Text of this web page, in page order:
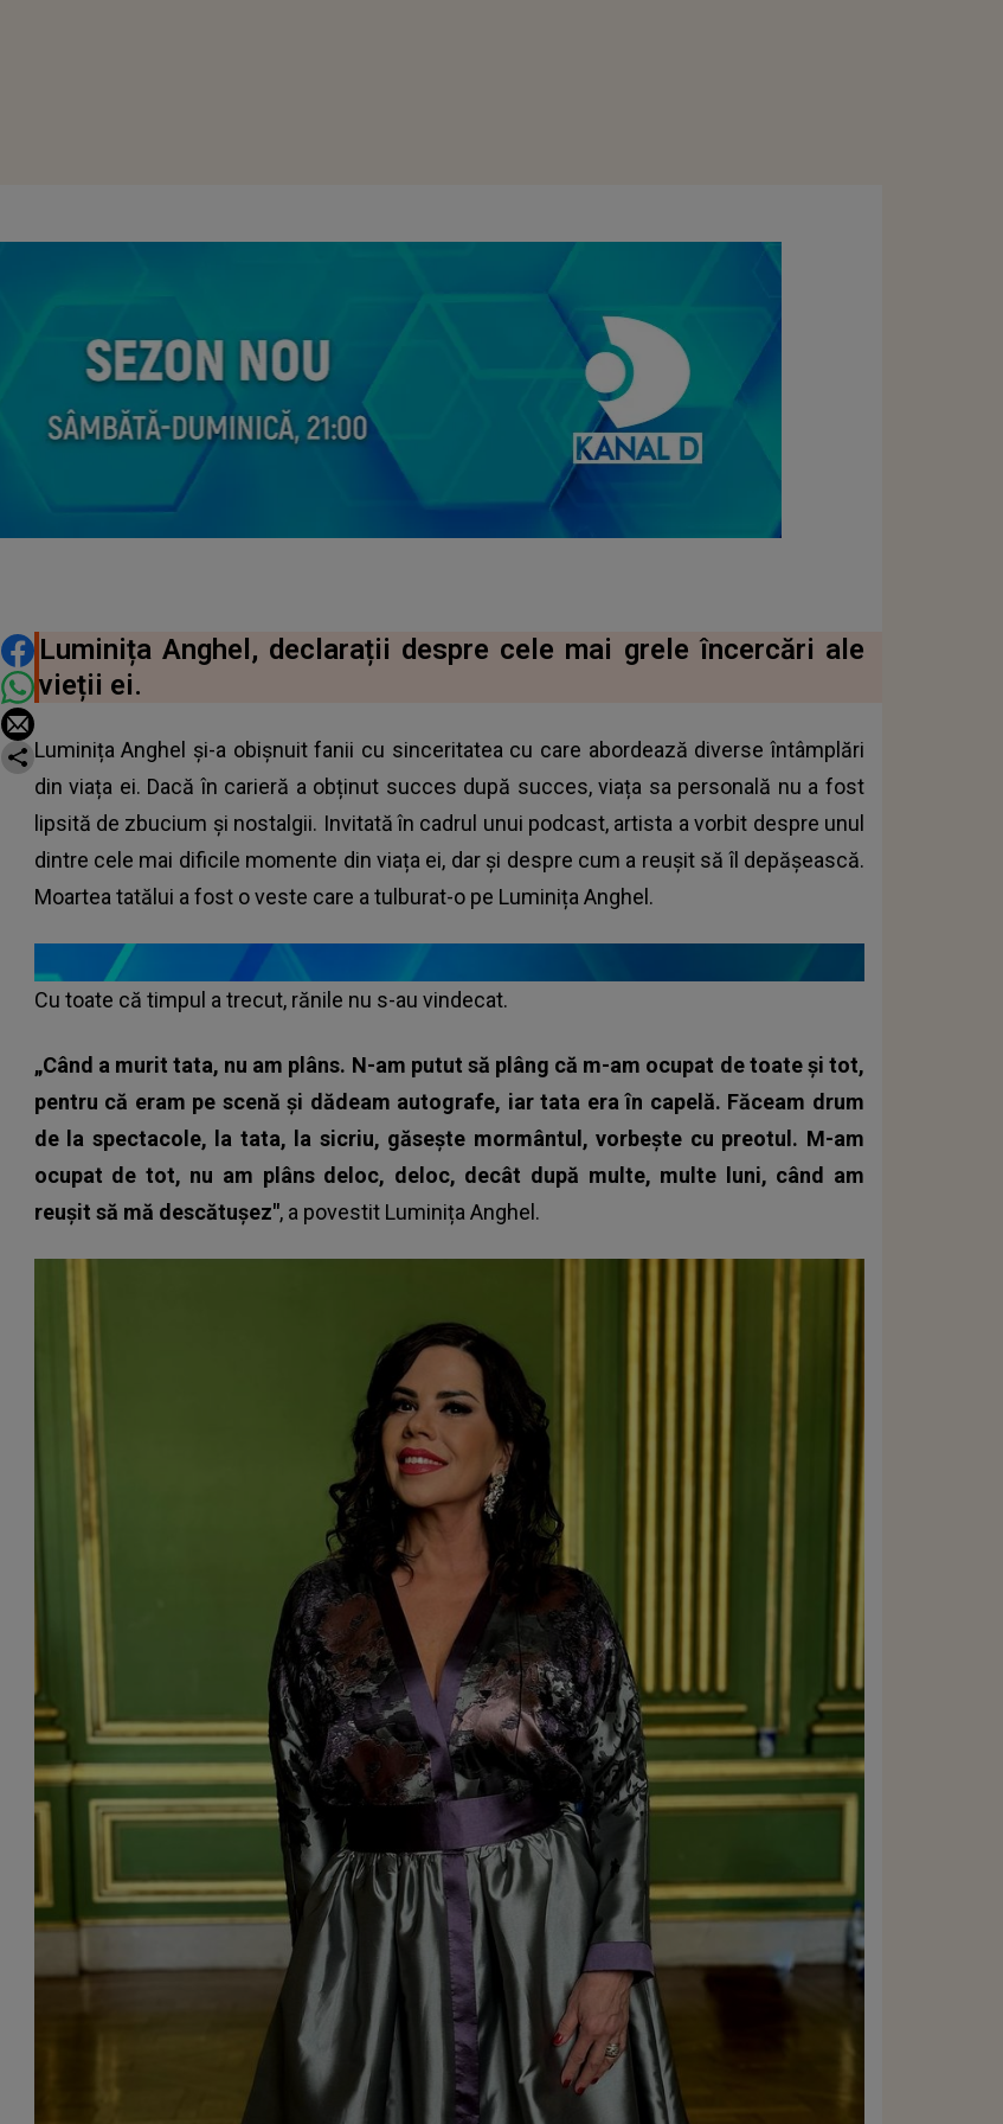
DISTRIBUIE ARTICOLUL
Luminița Anghel, declarații despre cele mai grele încercări ale
vieții ei.
Luminița Anghel și-a obișnuit fanii cu sinceritatea cu care abordează diverse întâmplări
din viața ei. Dacă în carieră a obținut succes după succes, viața sa personală nu a fost
lipsită de zbucium și nostalgii. Invitată în cadrul unui podcast, artista a vorbit despre unul
dintre cele mai dificile momente din viața ei, dar și despre cum a reușit să îl depășească.
Moartea tatălui a fost o veste care a tulburat-o pe Luminița Anghel.
Cu toate că timpul a trecut, rănile nu s-au vindecat.
„Când a murit tata, nu am plâns. N-am putut să plâng că m-am ocupat de toate și tot,
pentru că eram pe scenă și dădeam autografe, iar tata era în capelă. Făceam drum
de la spectacole, la tata, la sicriu, găsește mormântul, vorbește cu preotul. M-am
ocupat de tot, nu am plâns deloc, deloc, decât după multe, multe luni, când am
reușit să mă descătușez", a povestit Luminița Anghel.